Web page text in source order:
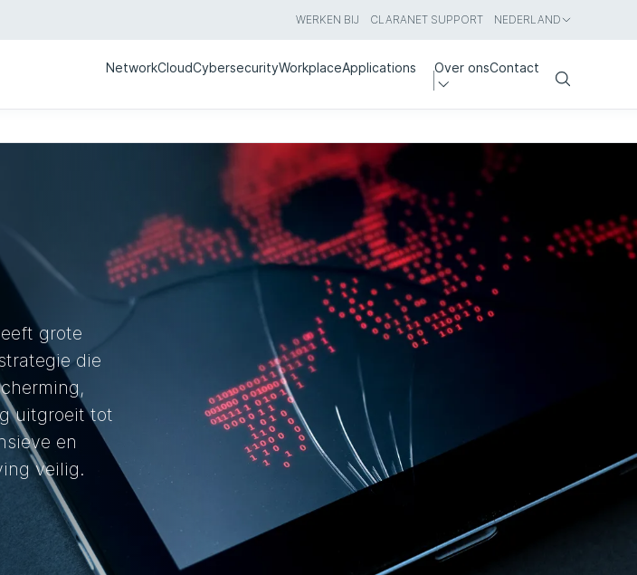
WERKEN BIJ CLARANET SUPPORT NEDERLAND
NetworkCloudCybersecurityWorkplaceApplications Over onsContact
Search
grote
die
uitgroeit tot
en
veilig.